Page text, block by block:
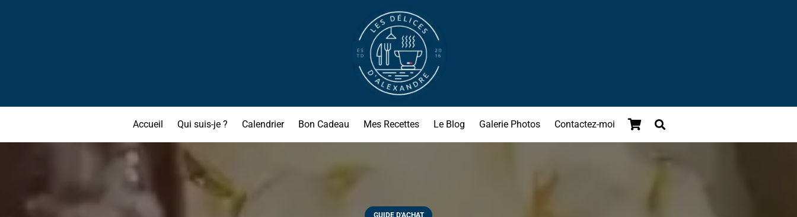
Accueil Qui suis-je ? Calendrier Bon Cadeau Mes Recettes Le Blog Galerie Photos Contactez-moi
GUIDE D'ACHAT